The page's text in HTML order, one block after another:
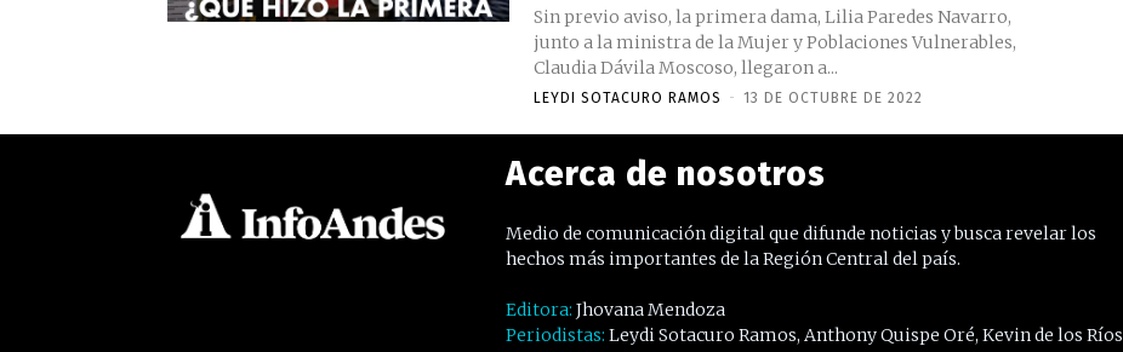
Sin previo aviso, la primera dama, Lilia Paredes Navarro,
junto a la ministra de la Mujer y Poblaciones Vulnerables,
Claudia Dávila Moscoso, llegaron a...
LEYDI SOTACURO RAMOS - 13 DE OCTUBRE DE 2022
Acerca de nosotros
Medio de comunicación digital que difunde noticias y busca revelar los
hechos más importantes de la Región Central del país.
Editora: Jhovana Mendoza
Periodistas: Leydi Sotacuro Ramos, Anthony Quispe Oré, Kevin de los Ríos